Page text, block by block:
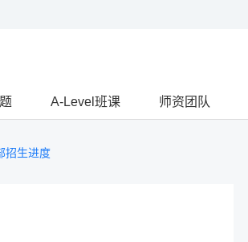
A-Level班课 师资团队
招生进度